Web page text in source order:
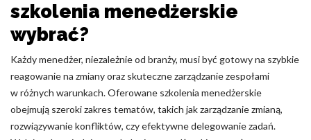
szkolenia menedżerskie
wybrać?
Każdy menedżer, niezależnie od branży, musi być gotowy na szybkie
reagowanie na zmiany oraz skuteczne zarządzanie zespołami
w różnych warunkach. Oferowane szkolenia menedżerskie
obejmują szeroki zakres tematów, takich jak zarządzanie zmianą,
rozwiązywanie konfliktów, czy efektywne delegowanie zadań.